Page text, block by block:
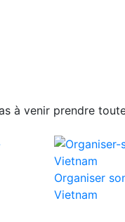
à venir prendre
Organiser
Vietnam